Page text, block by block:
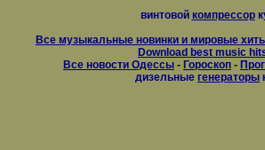
винтовой компрессор
Все музыкальные новинки и мировые
Download best music
Все новости Одессы - Гороскоп -
дизельные генераторы